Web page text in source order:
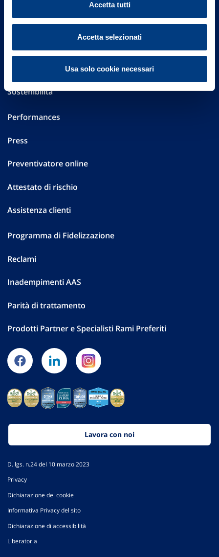
Accetta tutti
Accetta selezionati
Usa solo cookie necessari
Governance
Altre informazioni
Sostenibilità
Performances
Press
Preventivatore online
Attestato di rischio
Assistenza clienti
Programma di Fidelizzazione
Reclami
Inadempimenti AAS
Parità di trattamento
Prodotti Partner e Specialisti Rami Preferiti
Lavora con noi
D. lgs. n.24 del 10 marzo 2023
Privacy
Dichiarazione dei cookie
Informativa Privacy del sito
Dichiarazione di accessibilità
Liberatoria